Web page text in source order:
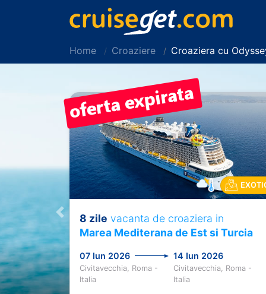
Home Croaziere Croaziera cu
Previous
8 zile vacanta de croaziera in
Marea Mediterana de Est si Turcia
07 Iun 2026 14 Iun 2026
Civitavecchia, Roma -
Italia
Civitavecchia, Roma -
Italia